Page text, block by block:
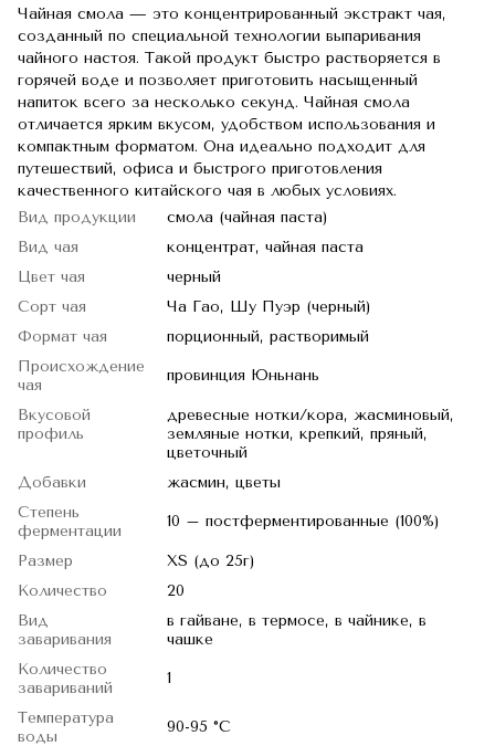
Чайная смола — это концентрированный экстракт чая,
созданный по специальной технологии выпаривания
чайного настоя. Такой продукт быстро растворяется в
горячей воде и позволяет приготовить насыщенный
напиток всего за несколько секунд. Чайная смола
отличается ярким вкусом, удобством использования и
компактным форматом. Она идеально подходит для
путешествий, офиса и быстрого приготовления
качественного китайского чая в любых условиях.
Вид продукции
смола (чайная паста)
Вид чая
концентрат, чайная паста
Цвет чая
черный
Сорт чая
Ча Гао, Шу Пуэр (черный)
Формат чая
порционный, растворимый
Происхождение
чая
провинция Юньнань
Вкусовой
профиль
древесные нотки/кора, жасминовый,
земляные нотки, крепкий, пряный,
цветочный
Добавки
жасмин, цветы
Степень
ферментации
10 – постферментированные (100%)
Размер
XS (до 25г)
Количество
20
Вид
заваривания
в гайване, в термосе, в чайнике, в
чашке
Количество
завариваний
1
Температура
воды
90-95 °C